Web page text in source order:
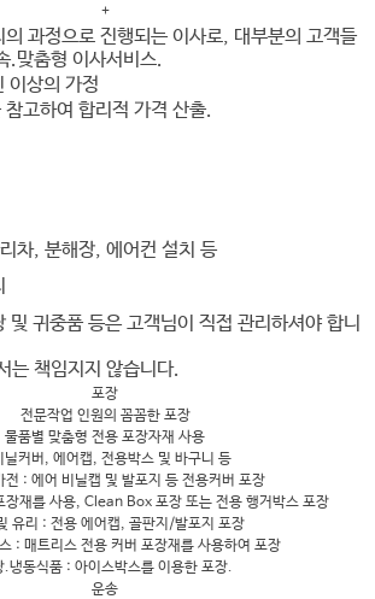
+
과정으로 진행되는 이사로, 대부분의 고객들
.맞춤형 이사서비스.
이상의 가정
참고하여 합리적 가격 산출.
차, 분해장, 에어컨 설치 등
및 귀중품 등은 고객님이 직접 관리하셔야 합니
는 책임지지 않습니다.
포장
전문작업 인원의 꼼꼼한 포장
물품별 맞춤형 전용 포장자재 사용
커버, 에어캡, 전용박스 및 바구니 등
전 : 에어 비닐캡 및 발포지 등 전용커버 포장
장재를 사용, Clean Box 포장 또는 전용 행거박스 포장
유리 : 전용 에어캡, 골판지/발포지 포장
: 매트리스 전용 커버 포장재를 사용하여 포장
.냉동식품 : 아이스박스를 이용한 포장.
운송